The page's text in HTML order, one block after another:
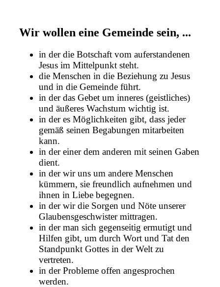
Wir wollen eine Gemeinde sein, ...
in der die Botschaft vom auferstandenen
Jesus im Mittelpunkt steht.
die Menschen in die Beziehung zu Jesus
und in die Gemeinde führt.
in der das Gebet um inneres (geistliches)
und äußeres Wachstum wichtig ist.
in der es Möglichkeiten gibt, dass jeder
gemäß seinen Begabungen mitarbeiten
kann.
in der einer dem anderen mit seinen Gaben
dient.
in der wir uns um andere Menschen
kümmern, sie freundlich aufnehmen und
ihnen in Liebe begegnen.
in der wir die Sorgen und Nöte unserer
Glaubensgeschwister mittragen.
in der man sich gegenseitig ermutigt und
Hilfen gibt, um durch Wort und Tat den
Standpunkt Gottes in der Welt zu
vertreten.
in der Probleme offen angesprochen
werden.